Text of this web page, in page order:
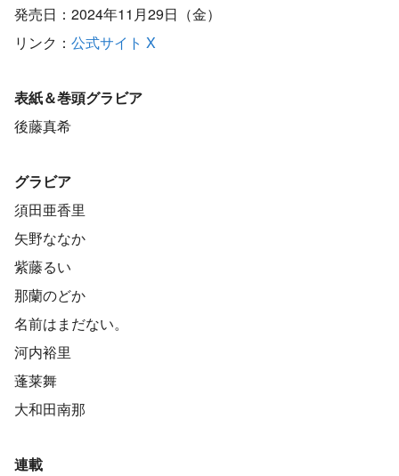
発売日：2024年11月29日（金）
リンク： 公式サイト X
表紙＆巻頭グラビア
後藤真希
グラビア
須田亜香里
矢野ななか
紫藤るい
那蘭のどか
名前はまだない。
河内裕里
蓬莱舞
大和田南那
連載